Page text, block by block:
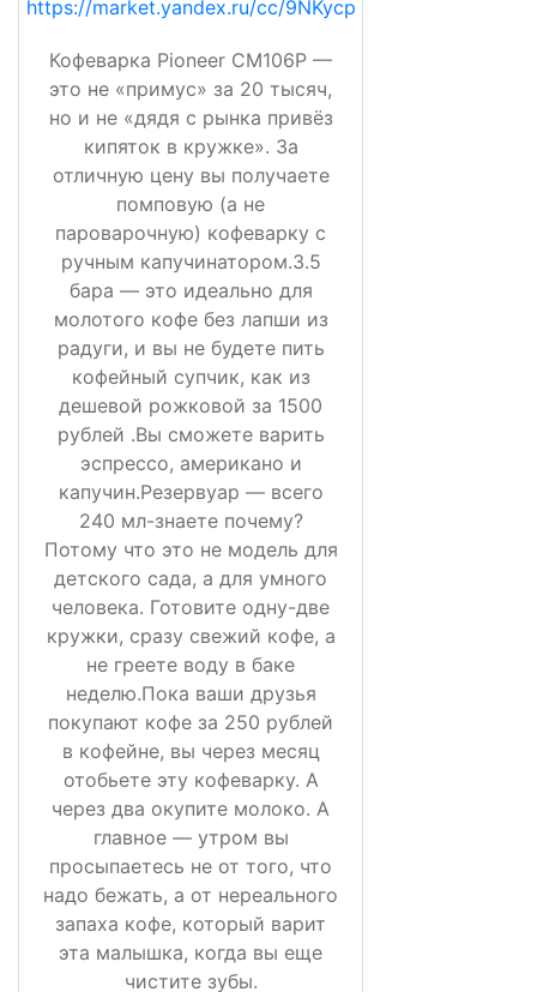
https://market.yandex.ru/cc/9NKycp
Кофеварка Pioneer CM106P —
это не «примус» за 20 тысяч,
но и не «дядя с рынка привёз
кипяток в кружке». За
отличную цену вы получаете
помповую (а не
пароварочную) кофеварку с
ручным капучинатором.3.5
бара — это идеально для
молотого кофе без лапши из
радуги, и вы не будете пить
кофейный супчик, как из
дешевой рожковой за 1500
рублей .Вы сможете варить
эспрессо, американо и
капучин.Резервуар — всего
240 мл-знаете почему?
Потому что это не модель для
детского сада, а для умного
человека. Готовите одну-две
кружки, сразу свежий кофе, а
не греете воду в баке
неделю.Пока ваши друзья
покупают кофе за 250 рублей
в кофейне, вы через месяц
отобьете эту кофеварку. А
через два окупите молоко. А
главное — утром вы
просыпаетесь не от того, что
надо бежать, а от нереального
запаха кофе, который варит
эта малышка, когда вы еще
чистите зубы.